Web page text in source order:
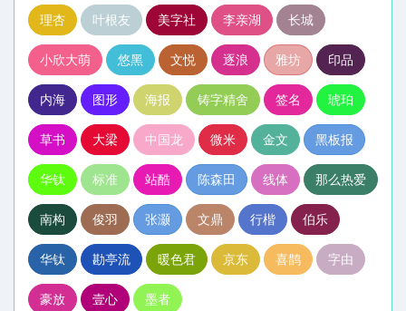
理杏 叶根友 美字社 李亲湖 长城
小欣大萌 悠黑 文悦 逐浪 雅坊 印品
内海 图形 海报 铸字精舍 签名 琥珀
草书 大梁 中国龙 微米 金文 黑板报
华钛 标准 站酷 陈森田 线体 那么热爱
南构 俊羽 张灏 文鼎 行楷 伯乐
华钛 勘亭流 暖色君 京东 喜鹊 字由
豪放 壹心 墨者